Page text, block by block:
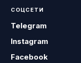
СОЦСЕТИ
Telegram
Instagram
Facebook